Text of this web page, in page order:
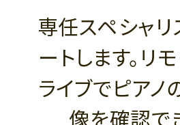
専任スペシャリ
ートします。リ
ライブでピアノ
像を確認で